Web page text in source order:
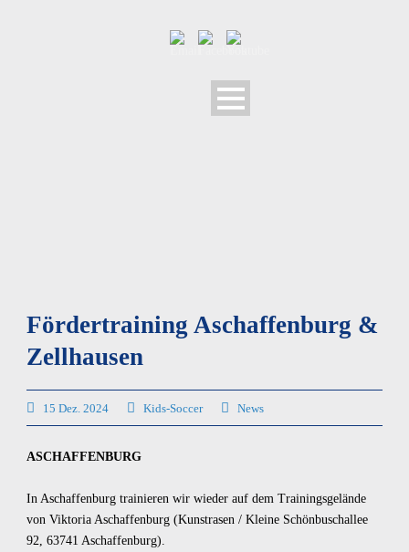
Fördertraining Aschaffenburg &
Zellhausen
15 Dez. 2024 Kids-Soccer News
ASCHAFFENBURG
In Aschaffenburg trainieren wir wieder auf dem Trainingsgelände
von Viktoria Aschaffenburg (Kunstrasen / Kleine Schönbuschallee
92, 63741 Aschaffenburg).